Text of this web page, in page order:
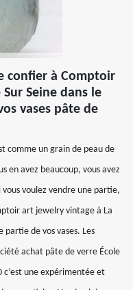
confier à Comptoir
Seine dans le
vases pâte de
comme un grain de peau de
en avez beaucoup, vous avez
vous voulez vendre une partie,
art jewelry vintage à La
partie de vos vases. Les
achat pâte de verre École
c’est une expérimentée et